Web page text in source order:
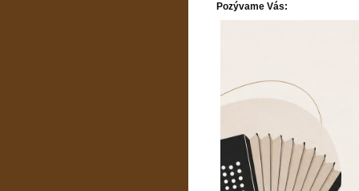
Pozývame Vás: